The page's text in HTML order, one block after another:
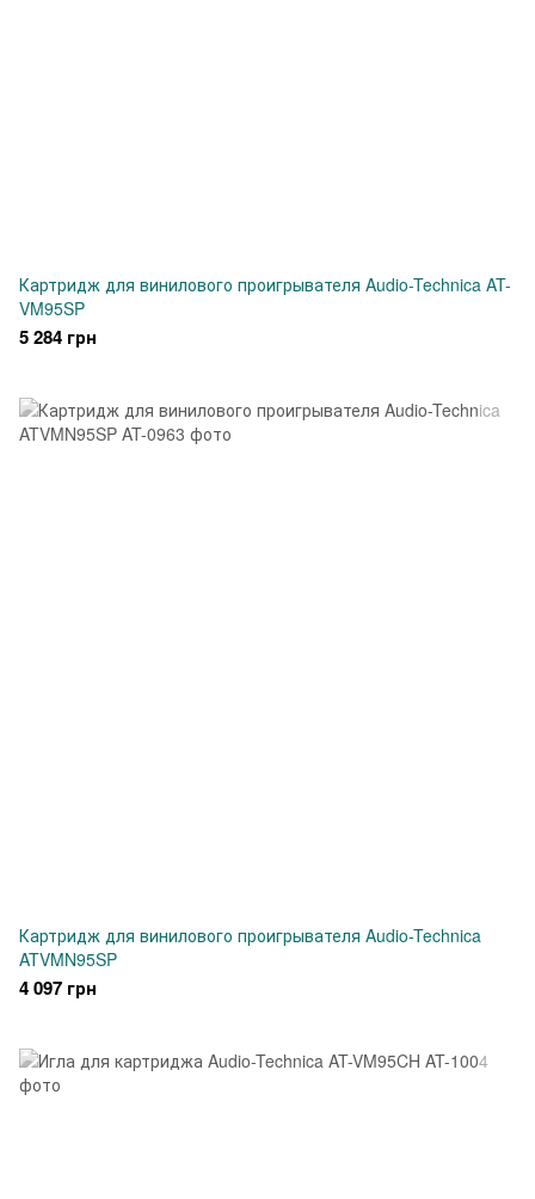
Картридж для винилового проигрывателя Audio-Technica AT-
VM95SP
5 284 грн
Картридж для винилового проигрывателя Audio-Technica
ATVMN95SP
4 097 грн